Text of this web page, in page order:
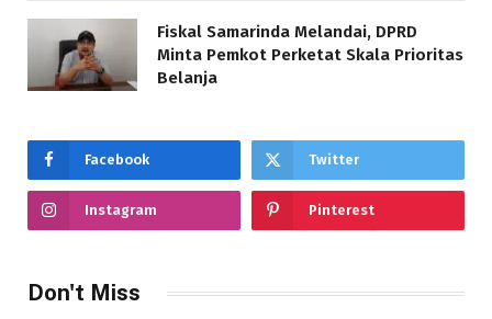
Fiskal Samarinda Melandai, DPRD
Minta Pemkot Perketat Skala Prioritas
Belanja
Facebook Twitter
Instagram Pinterest
Don't Miss